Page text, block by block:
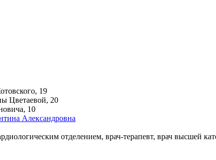
19
Цветаевой, 20
10
отделением, врач-терапевт, врач высшей